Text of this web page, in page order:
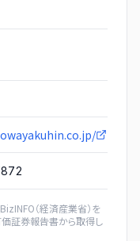
（経済産業省）を
価証券報告書から取得し